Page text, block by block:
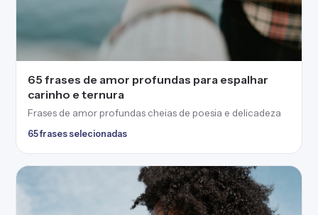
65 frases de amor profundas para espalhar
carinho e ternura
Frases de amor profundas cheias de poesia e delicadeza
65 frases selecionadas